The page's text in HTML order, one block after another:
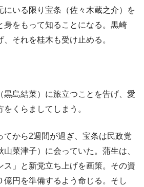
にいる限り宝条（佐々木蔵之介）を
身をもって知ることになる。黒崎
それを桂木も受け止める。
黒島結菜）に旅立つことを告げ、愛
くらましてしまう。
てから2週間が過ぎ、宝条は民政党
菜津子）に会っていた。蒲生は、
ス」と新党立ち上げを画策。その資
億円を準備するよう命じる。そし